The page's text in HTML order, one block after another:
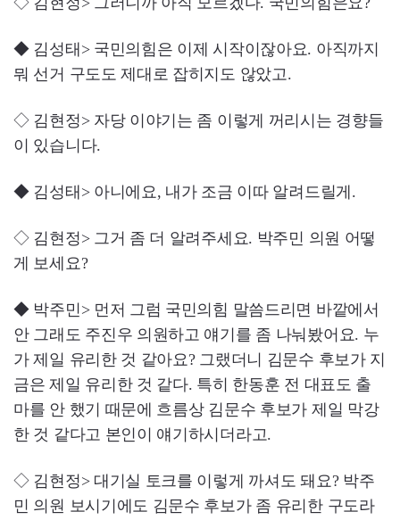
◆ 김성태> 국민의힘은 이제 시작이잖아요. 아직까지
뭐 선거 구도도 제대로 잡히지도 않았고.
◇ 김현정> 자당 이야기는 좀 이렇게 꺼리시는 경향들
이 있습니다.
◆ 김성태> 아니에요, 내가 조금 이따 알려드릴게.
◇ 김현정> 그거 좀 더 알려주세요. 박주민 의원 어떻
게 보세요?
◆ 박주민> 먼저 그럼 국민의힘 말씀드리면 바깥에서
안 그래도 주진우 의원하고 얘기를 좀 나눠봤어요. 누
가 제일 유리한 것 같아요? 그랬더니 김문수 후보가 지
금은 제일 유리한 것 같다. 특히 한동훈 전 대표도 출
마를 안 했기 때문에 흐름상 김문수 후보가 제일 막강
한 것 같다고 본인이 얘기하시더라고.
◇ 김현정> 대기실 토크를 이렇게 까셔도 돼요? 박주
민 의원 보시기에도 김문수 후보가 좀 유리한 구도라